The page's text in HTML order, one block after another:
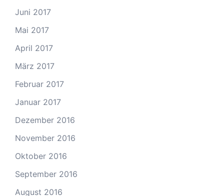
Juni 2017
Mai 2017
April 2017
März 2017
Februar 2017
Januar 2017
Dezember 2016
November 2016
Oktober 2016
September 2016
August 2016